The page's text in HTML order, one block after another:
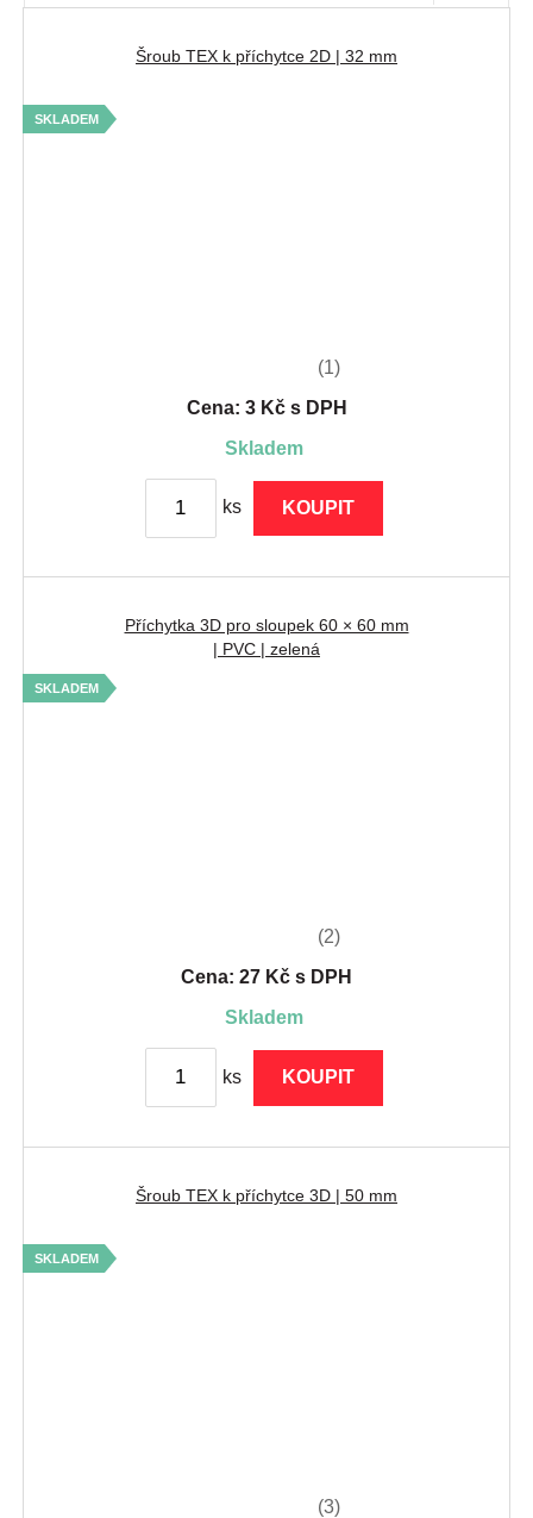
Šroub TEX k příchytce 2D | 32 mm
SKLADEM
(1)
Cena: 3 Kč s DPH
skladem
ks KOUPIT
Příchytka 3D pro sloupek 60 × 60 mm
| PVC | zelená
SKLADEM
(2)
Cena: 27 Kč s DPH
skladem
ks KOUPIT
Šroub TEX k příchytce 3D | 50 mm
SKLADEM
(3)